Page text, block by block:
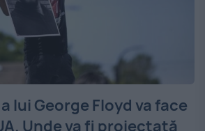
lui George Floyd va face
Unde va fi proiectată